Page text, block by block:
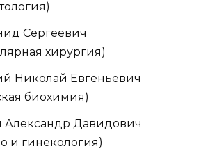
Сергеевич
хирургия)
Николай Евгеньевич
биохимия)
Александр Давидович
и гинекология)